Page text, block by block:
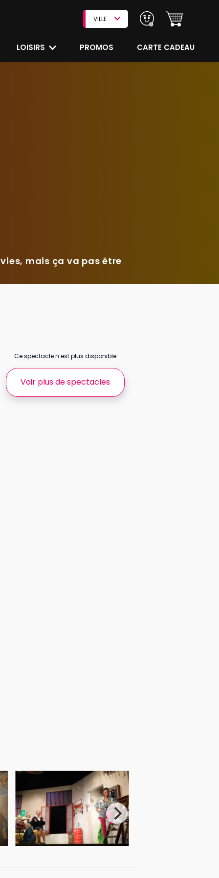
VILLE
LOISIRS PROMOS CARTE CADEAU
mais ça va pas être
Ce spectacle n’est plus disponible
Voir plus de spectacles